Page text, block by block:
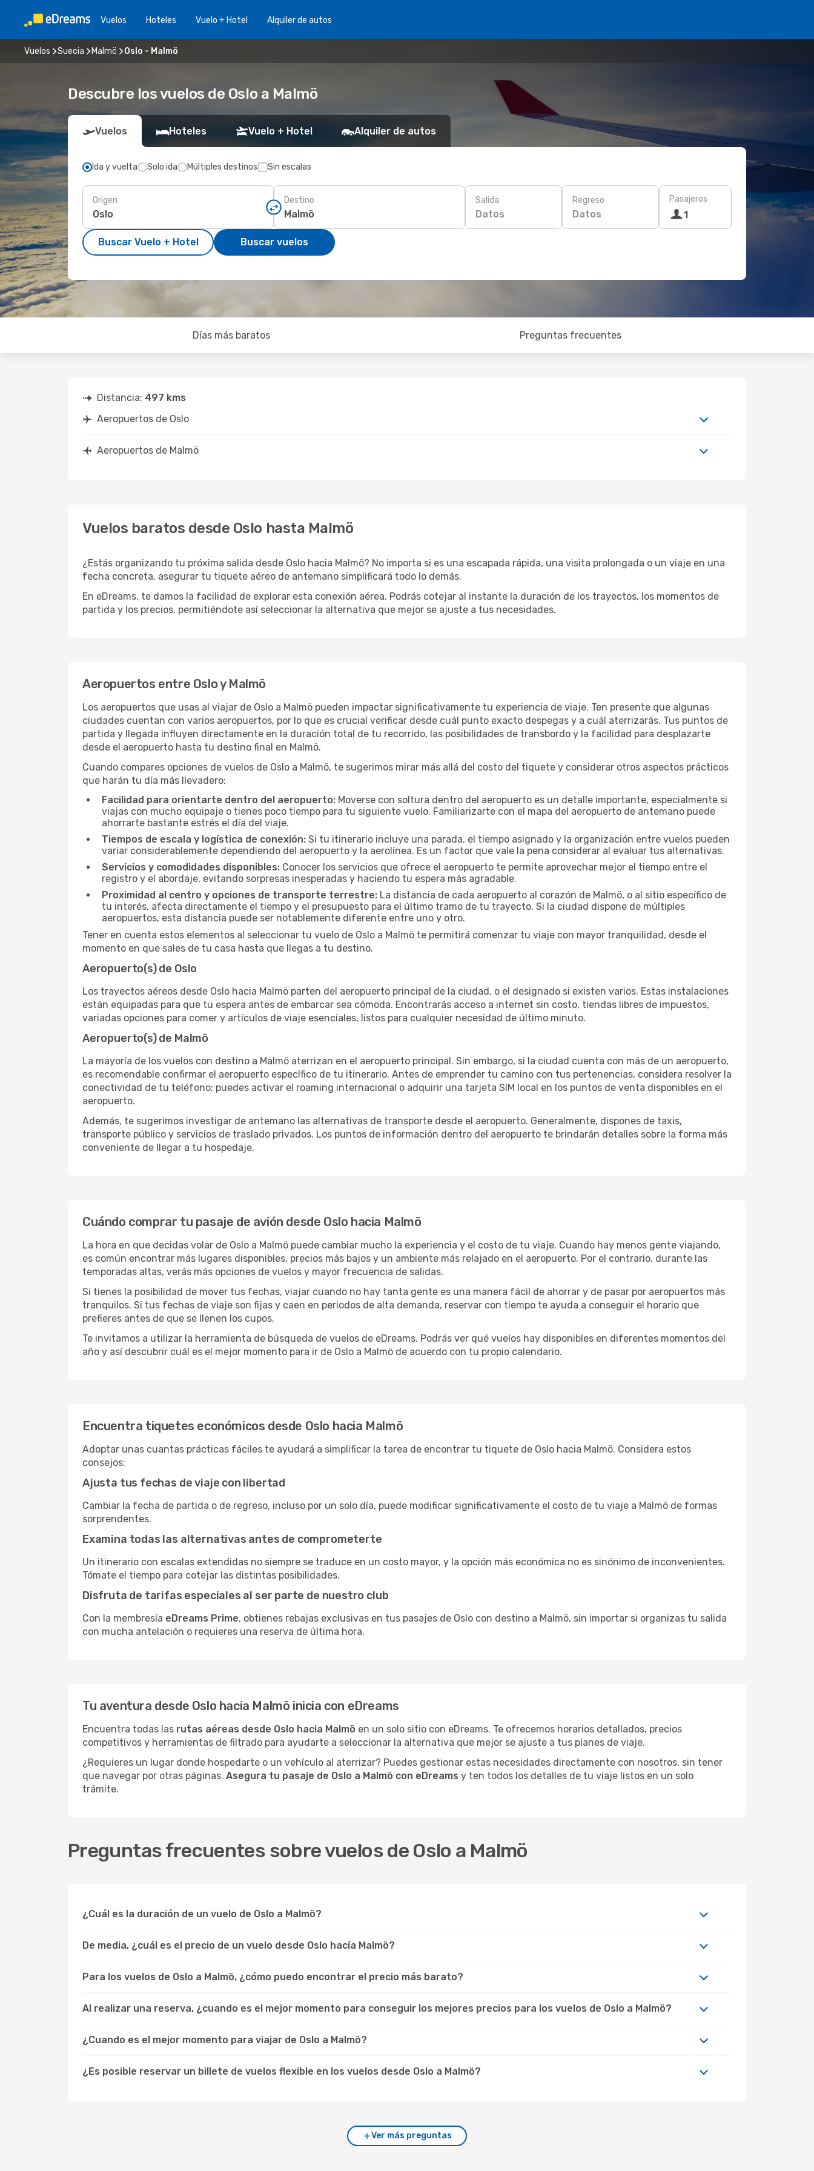
Vuelos Hoteles Vuelo + Hotel Alquiler de autos
Vuelos Suecia Malmö Oslo - Malmö
Descubre los vuelos de Oslo a Malmö
Vuelos Hoteles Vuelo + Hotel Alquiler de autos
Ida y vuelta Solo ida Múltiples destinos Sin escalas
Origen Destino Salida
Datos
Regreso
Datos
Pasajeros
1
Buscar Vuelo + Hotel Buscar vuelos
Días más baratos Preguntas frecuentes
Distancia: 497 kms
Aeropuertos de Oslo
Aeropuertos de Malmö
Vuelos baratos desde Oslo hasta Malmö
¿Estás organizando tu próxima salida desde Oslo hacia Malmö? No importa si es una escapada rápida, una visita prolongada o un viaje en una
fecha concreta, asegurar tu tiquete aéreo de antemano simplificará todo lo demás.
En eDreams, te damos la facilidad de explorar esta conexión aérea. Podrás cotejar al instante la duración de los trayectos, los momentos de
partida y los precios, permitiéndote así seleccionar la alternativa que mejor se ajuste a tus necesidades.
Aeropuertos entre Oslo y Malmö
Los aeropuertos que usas al viajar de Oslo a Malmö pueden impactar significativamente tu experiencia de viaje. Ten presente que algunas
ciudades cuentan con varios aeropuertos, por lo que es crucial verificar desde cuál punto exacto despegas y a cuál aterrizarás. Tus puntos de
partida y llegada influyen directamente en la duración total de tu recorrido, las posibilidades de transbordo y la facilidad para desplazarte
desde el aeropuerto hasta tu destino final en Malmö.
Cuando compares opciones de vuelos de Oslo a Malmö, te sugerimos mirar más allá del costo del tiquete y considerar otros aspectos prácticos
que harán tu día más llevadero:
Facilidad para orientarte dentro del aeropuerto: Moverse con soltura dentro del aeropuerto es un detalle importante, especialmente si
viajas con mucho equipaje o tienes poco tiempo para tu siguiente vuelo. Familiarizarte con el mapa del aeropuerto de antemano puede
ahorrarte bastante estrés el día del viaje.
Tiempos de escala y logística de conexión: Si tu itinerario incluye una parada, el tiempo asignado y la organización entre vuelos pueden
variar considerablemente dependiendo del aeropuerto y la aerolínea. Es un factor que vale la pena considerar al evaluar tus alternativas.
Servicios y comodidades disponibles: Conocer los servicios que ofrece el aeropuerto te permite aprovechar mejor el tiempo entre el
registro y el abordaje, evitando sorpresas inesperadas y haciendo tu espera más agradable.
Proximidad al centro y opciones de transporte terrestre: La distancia de cada aeropuerto al corazón de Malmö, o al sitio específico de
tu interés, afecta directamente el tiempo y el presupuesto para el último tramo de tu trayecto. Si la ciudad dispone de múltiples
aeropuertos, esta distancia puede ser notablemente diferente entre uno y otro.
Tener en cuenta estos elementos al seleccionar tu vuelo de Oslo a Malmö te permitirá comenzar tu viaje con mayor tranquilidad, desde el
momento en que sales de tu casa hasta que llegas a tu destino.
Aeropuerto(s) de Oslo
Los trayectos aéreos desde Oslo hacia Malmö parten del aeropuerto principal de la ciudad, o el designado si existen varios. Estas instalaciones
están equipadas para que tu espera antes de embarcar sea cómoda. Encontrarás acceso a internet sin costo, tiendas libres de impuestos,
variadas opciones para comer y artículos de viaje esenciales, listos para cualquier necesidad de último minuto.
Aeropuerto(s) de Malmö
La mayoría de los vuelos con destino a Malmö aterrizan en el aeropuerto principal. Sin embargo, si la ciudad cuenta con más de un aeropuerto,
es recomendable confirmar el aeropuerto específico de tu itinerario. Antes de emprender tu camino con tus pertenencias, considera resolver la
conectividad de tu teléfono; puedes activar el roaming internacional o adquirir una tarjeta SIM local en los puntos de venta disponibles en el
aeropuerto.
Además, te sugerimos investigar de antemano las alternativas de transporte desde el aeropuerto. Generalmente, dispones de taxis,
transporte público y servicios de traslado privados. Los puntos de información dentro del aeropuerto te brindarán detalles sobre la forma más
conveniente de llegar a tu hospedaje.
Cuándo comprar tu pasaje de avión desde Oslo hacia Malmö
La hora en que decidas volar de Oslo a Malmö puede cambiar mucho la experiencia y el costo de tu viaje. Cuando hay menos gente viajando,
es común encontrar más lugares disponibles, precios más bajos y un ambiente más relajado en el aeropuerto. Por el contrario, durante las
temporadas altas, verás más opciones de vuelos y mayor frecuencia de salidas.
Si tienes la posibilidad de mover tus fechas, viajar cuando no hay tanta gente es una manera fácil de ahorrar y de pasar por aeropuertos más
tranquilos. Si tus fechas de viaje son fijas y caen en periodos de alta demanda, reservar con tiempo te ayuda a conseguir el horario que
prefieres antes de que se llenen los cupos.
Te invitamos a utilizar la herramienta de búsqueda de vuelos de eDreams. Podrás ver qué vuelos hay disponibles en diferentes momentos del
año y así descubrir cuál es el mejor momento para ir de Oslo a Malmö de acuerdo con tu propio calendario.
Encuentra tiquetes económicos desde Oslo hacia Malmö
Adoptar unas cuantas prácticas fáciles te ayudará a simplificar la tarea de encontrar tu tiquete de Oslo hacia Malmö. Considera estos
consejos:
Ajusta tus fechas de viaje con libertad
Cambiar la fecha de partida o de regreso, incluso por un solo día, puede modificar significativamente el costo de tu viaje a Malmö de formas
sorprendentes.
Examina todas las alternativas antes de comprometerte
Un itinerario con escalas extendidas no siempre se traduce en un costo mayor, y la opción más económica no es sinónimo de inconvenientes.
Tómate el tiempo para cotejar las distintas posibilidades.
Disfruta de tarifas especiales al ser parte de nuestro club
Con la membresía eDreams Prime, obtienes rebajas exclusivas en tus pasajes de Oslo con destino a Malmö, sin importar si organizas tu salida
con mucha antelación o requieres una reserva de última hora.
Tu aventura desde Oslo hacia Malmö inicia con eDreams
Encuentra todas las rutas aéreas desde Oslo hacia Malmö en un solo sitio con eDreams. Te ofrecemos horarios detallados, precios
competitivos y herramientas de filtrado para ayudarte a seleccionar la alternativa que mejor se ajuste a tus planes de viaje.
¿Requieres un lugar donde hospedarte o un vehículo al aterrizar? Puedes gestionar estas necesidades directamente con nosotros, sin tener
que navegar por otras páginas. Asegura tu pasaje de Oslo a Malmö con eDreams y ten todos los detalles de tu viaje listos en un solo
trámite.
Preguntas frecuentes sobre vuelos de Oslo a Malmö
¿Cuál es la duración de un vuelo de Oslo a Malmö?
De media, ¿cuál es el precio de un vuelo desde Oslo hacía Malmö?
Para los vuelos de Oslo a Malmö, ¿cómo puedo encontrar el precio más barato?
Al realizar una reserva, ¿cuando es el mejor momento para conseguir los mejores precios para los vuelos de Oslo a Malmö?
¿Cuando es el mejor momento para viajar de Oslo a Malmö?
¿Es posible reservar un billete de vuelos flexible en los vuelos desde Oslo a Malmö?
Ver más preguntas